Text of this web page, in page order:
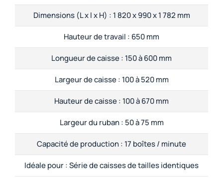
Dimensions (L x l x H) : 1 820 x 990 x 1 782 mm
Hauteur de travail : 650 mm
Longueur de caisse : 150 à 600 mm
Largeur de caisse : 100 à 520 mm
Hauteur de caisse : 100 à 670 mm
Largeur du ruban : 50 à 75 mm
Capacité de production : 17 boîtes / minute
Idéale pour :Série de caisses de tailles identiques